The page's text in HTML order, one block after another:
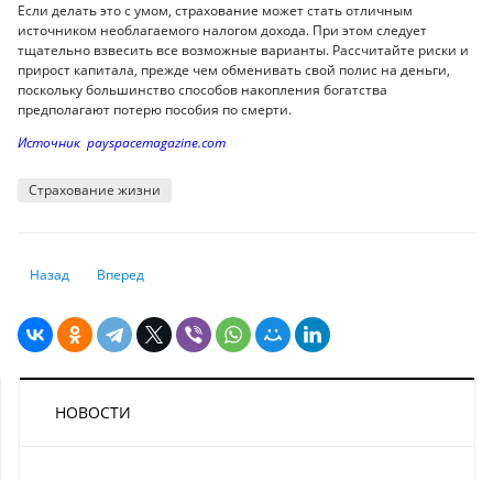
Если делать это с умом, страхование может стать отличным
источником необлагаемого налогом дохода. При этом следует
тщательно взвесить все возможные варианты. Рассчитайте риски и
прирост капитала, прежде чем обменивать свой полис на деньги,
поскольку большинство способов накопления богатства
предполагают потерю пособия по смерти.
Источник payspacemagazine.com
Страхование жизни
Предыдущий: Один на двоих: что известно о супружеском
Назад Следующий: Мир & топливный кризис: в США снижение
Вперед
НОВОСТИ